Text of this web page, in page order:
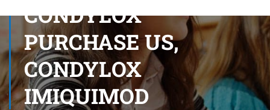
CONDYLOX
PURCHASE US,
CONDYLOX
IMIQUIMOD